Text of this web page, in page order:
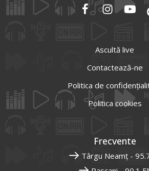
Ascultă live
Contactează-ne
Politica de
Politica cookies
Frecvente
Târgu Neamț -